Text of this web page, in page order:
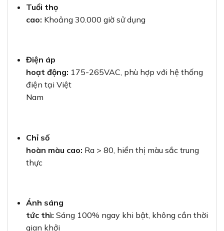
Tuổi thọ
cao: Khoảng 30.000 giờ sử dụng
Điện áp
hoạt động: 175-265VAC, phù hợp với hệ thống
điện tại Việt
Nam
Chỉ số
hoàn màu cao: Ra > 80, hiển thị màu sắc trung
thực
Ánh sáng
tức thì: Sáng 100% ngay khi bật, không cần thời
gian khởi